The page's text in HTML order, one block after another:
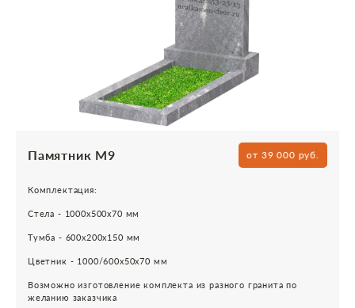
Памятник М9 от 39 000 руб.
Комплектация:
Стела - 1000х500х70 мм
Тумба - 600х200х150 мм
Цветник - 1000/600х50х70 мм
Возможно изготовление комплекта из разного гранита по
желанию заказчика